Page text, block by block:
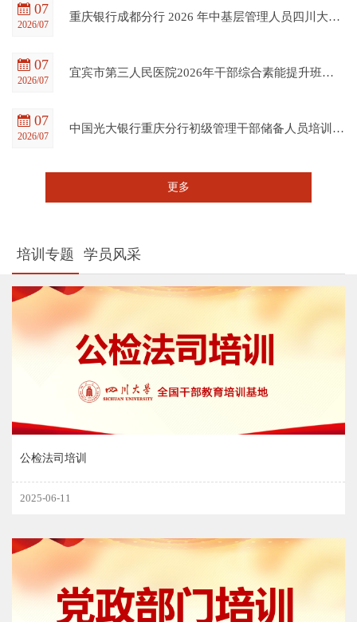
07
2026/07
重庆银行成都分行 2026 年中基层管理人员四川大学培训项目（第一期）在四川大学全国干部教育培训基地顺利开班
07
2026/07
宜宾市第三人民医院2026年干部综合素能提升班在四川大学全国干部教育培训基地顺利开班
07
2026/07
中国光大银行重庆分行初级管理干部储备人员培训班在四川大学全国干部教育培训基地顺利开班
更多
培训专题 学员风采
公检法司培训
2025-06-11